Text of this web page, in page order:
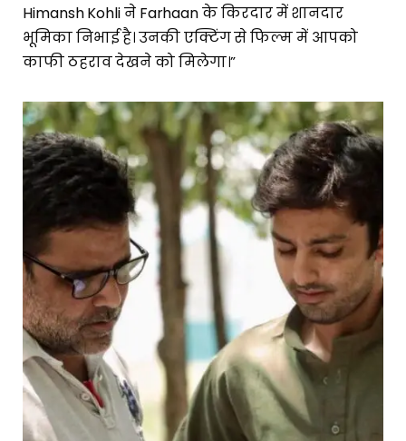
Himansh Kohli ने Farhaan के किरदार में शानदार
भूमिका निभाई है। उनकी एक्टिंग से फिल्म में आपको
काफी ठहराव देखने को मिलेगा।”